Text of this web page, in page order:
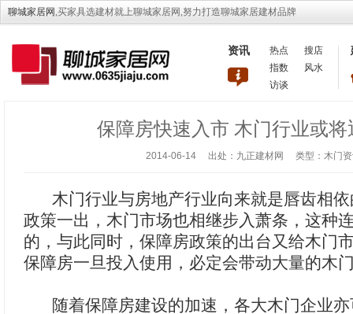
聊城家居网,买家具选建材就上聊城家居网,努力打造聊城家居建材品牌
资讯 热点
搜店
指数
风水
访谈
保障房快速入市 木门行业或将
2014-06-14 出处：九正建材网 类型：木
木门行业与房地产行业向来就是唇齿相依
政策一出，木门市场也相继步入萧条，这种
的，与此同时，保障房政策的出台又给木门
保障房一旦投入使用，必定会带动大量的木
随着保障房建设的加速，各大木门企业亦